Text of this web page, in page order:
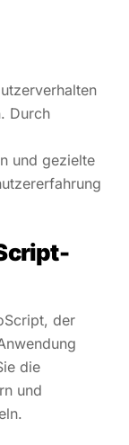
Durch
und gezielte
der
die
und